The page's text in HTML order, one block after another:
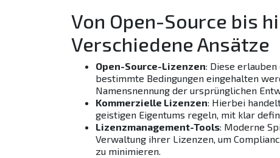
Von Open-Source bis
Verschiedene Ansätze
Open-Source-Lizenzen: Diese
bestimmte Bedingungen eingehalten
Namensnennung der ursprünglichen
Kommerzielle Lizenzen: Hierbei
geistigen Eigentums regeln, mit klar
Lizenzmanagement-Tools: Moderne
Verwaltung ihrer Lizenzen, um
zu minimieren.